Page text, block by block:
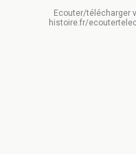
Ecouter/télécharger
histoire.fr/